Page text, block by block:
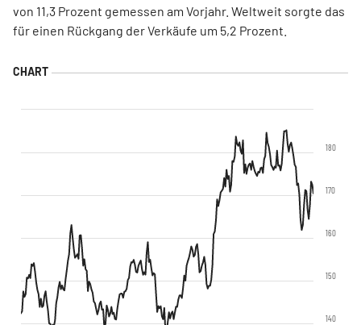
von 11,3 Prozent gemessen am Vorjahr. Weltweit sorgte das
für einen Rückgang der Verkäufe um 5,2 Prozent.
140
150
160
170
180